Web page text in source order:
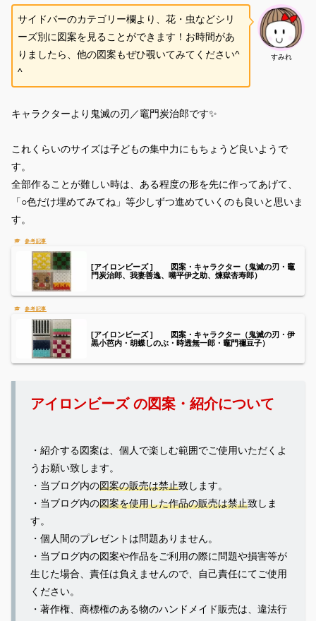
すみれ
サイドバーのカテゴリー欄より、花・虫などシリ
ーズ別に図案を見ることができます！お時間があ
りましたら、他の図案もぜひ覗いてみてください^
^
キャラクターより鬼滅の刃／竈門炭治郎です✨
これくらいのサイズは子どもの集中力にもちょうど良いようで
す。
全部作ることが難しい時は、ある程度の形を先に作ってあげて、
「○色だけ埋めてみてね」等少しずつ進めていくのも良いと思いま
す。
[アイロンビーズ ] 図案・キャラクター（鬼滅の刃・竈
門炭治郎、我妻善逸、嘴平伊之助、煉獄杏寿郎）
[アイロンビーズ ] 図案・キャラクター（鬼滅の刃・伊
黒小芭内・胡蝶しのぶ・時透無一郎・竈門禰󠄀豆子）
アイロンビーズ の図案・紹介について
・紹介する図案は、個人で楽しむ範囲でご使用いただくよ
うお願い致します。
・当ブログ内の図案の販売は禁止致します。
・当ブログ内の図案を使用した作品の販売は禁止致しま
す。
・個人間のプレゼントは問題ありません。
・当ブログ内の図案や作品をご利用の際に問題や損害等が
生じた場合、責任は負えませんので、自己責任にてご使用
ください。
・著作権、商標権のある物のハンドメイド販売は、違法行